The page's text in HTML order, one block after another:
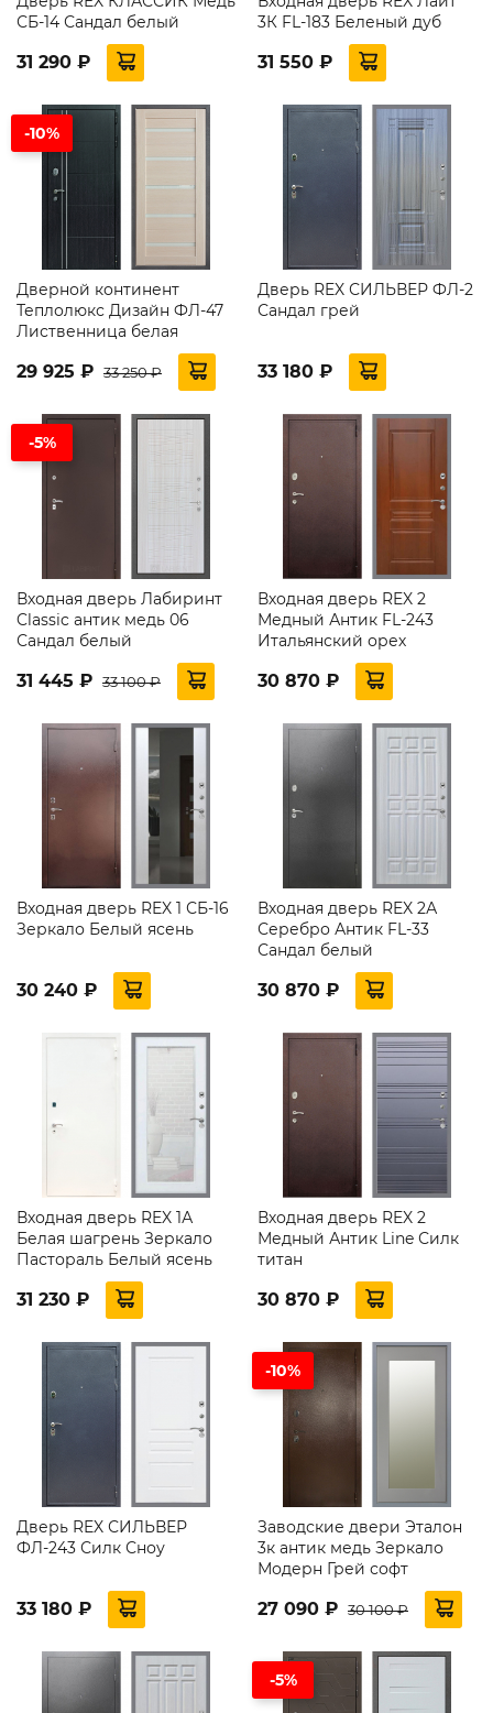
СБ-14 Сандал белый
31 290 ₽
3К FL-183 Беленый дуб
31 550 ₽
-10%
Дверной континент
Теплолюкс Дизайн ФЛ-47
Лиственница белая
29 925 ₽ 33 250 ₽
Дверь REX СИЛЬВЕР ФЛ-2
Сандал грей
33 180 ₽
-5%
Входная дверь Лабиринт
Classic антик медь 06
Сандал белый
31 445 ₽ 33 100 ₽
Входная дверь REX 2
Медный Антик FL-243
Итальянский орех
30 870 ₽
Входная дверь REX 1 СБ-16
Зеркало Белый ясень
30 240 ₽
Входная дверь REX 2А
Серебро Антик FL-33
Сандал белый
30 870 ₽
Входная дверь REX 1А
Белая шагрень Зеркало
Пастораль Белый ясень
31 230 ₽
Входная дверь REX 2
Медный Антик Line Силк
титан
30 870 ₽
Дверь REX СИЛЬВЕР
ФЛ-243 Силк Сноу
33 180 ₽
-10%
Заводские двери Эталон
3к антик медь Зеркало
Модерн Грей софт
27 090 ₽ 30 100 ₽
-5%